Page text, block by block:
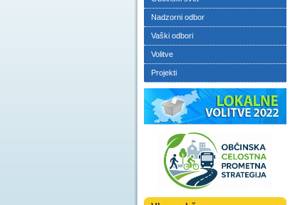
Nadzorni odbor
Vaški odbori
Volitve
Projekti